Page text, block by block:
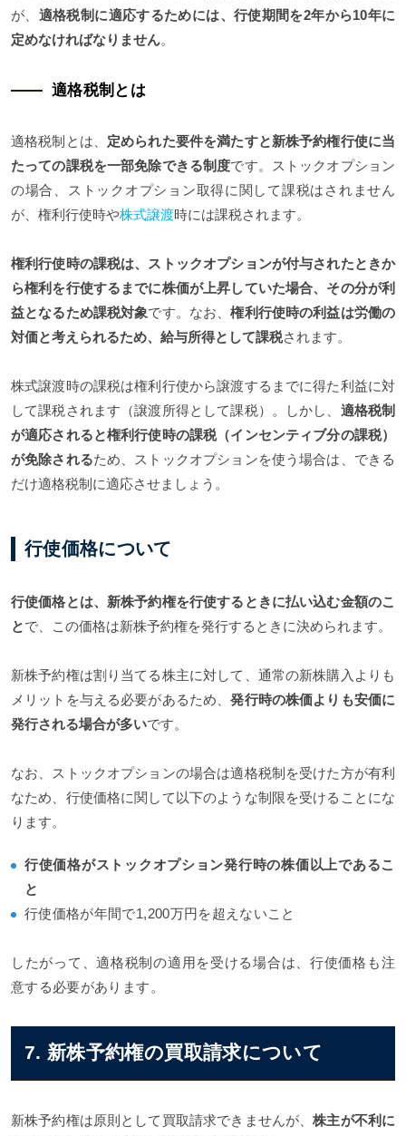
が、 適格税制に適応するためには、行使期間を2年から10年に
定めなければなりません。
適格税制とは
適格税制とは、 定められた要件を満たすと新株予約権行使に当
たっての課税を一部免除できる制度です。ストックオプション
の場合、ストックオプション取得に関して課税はされません
が、権利行使時や株式譲渡時には課税されます。
権利行使時の課税は、ストックオプションが付与されたときか
ら権利を行使するまでに株価が上昇していた場合、その分が利
益となるため課税対象です。なお、権利行使時の利益は労働の
対価と考えられるため、給与所得として課税されます。
株式譲渡時の課税は権利行使から譲渡するまでに得た利益に対
して課税されます（譲渡所得として課税）。しかし、 適格税制
が適応されると権利行使時の課税（インセンティブ分の課税）
が免除されるため、ストックオプションを使う場合は、できる
だけ適格税制に適応させましょう。
行使価格について
行使価格とは、新株予約権を行使するときに払い込む金額のこ
とで、この価格は新株予約権を発行するときに決められます。
新株予約権は割り当てる株主に対して、通常の新株購入よりも
メリットを与える必要があるため、発行時の株価よりも安価に
発行される場合が多いです。
なお、ストックオプションの場合は適格税制を受けた方が有利
なため、行使価格に関して以下のような制限を受けることにな
ります。
行使価格がストックオプション発行時の株価以上であるこ
と
行使価格が年間で1,200万円を超えないこと
したがって、適格税制の適用を受ける場合は、行使価格も注
意する必要があります。
7. 新株予約権の買取請求について
新株予約権は原則として買取請求できませんが、株主が不利に